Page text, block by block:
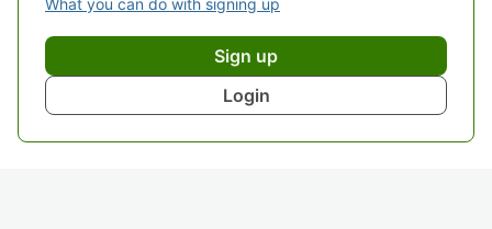
What you can do with signing up
Sign up
Login